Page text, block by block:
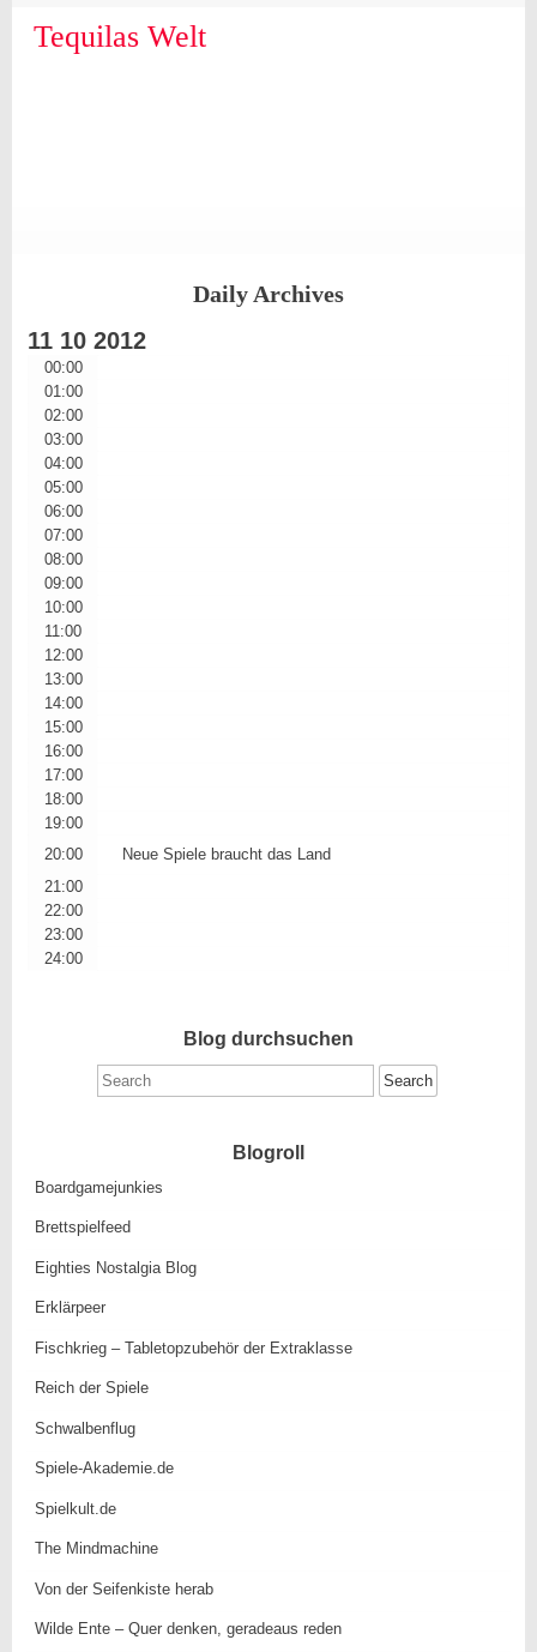
Tequilas Welt
Daily Archives
11 10 2012
00:00
01:00
02:00
03:00
04:00
05:00
06:00
07:00
08:00
09:00
10:00
11:00
12:00
13:00
14:00
15:00
16:00
17:00
18:00
19:00
20:00
Neue Spiele braucht das Land
21:00
22:00
23:00
24:00
Blog durchsuchen
Search
for:
Blogroll
Boardgamejunkies
Brettspielfeed
Eighties Nostalgia Blog
Erklärpeer
Fischkrieg – Tabletopzubehör der Extraklasse
Reich der Spiele
Schwalbenflug
Spiele-Akademie.de
Spielkult.de
The Mindmachine
Von der Seifenkiste herab
Wilde Ente – Quer denken, geradeaus reden